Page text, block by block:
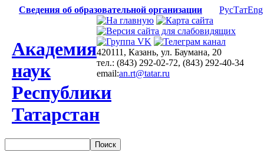
Сведения об образовательной организации РусТатEng
Академия
наук
Республики
Татарстан
420111, Казань, ул. Баумана, 20
тел.: (843) 292-02-72, (843) 292-40-34
email:an.rt@tatar.ru